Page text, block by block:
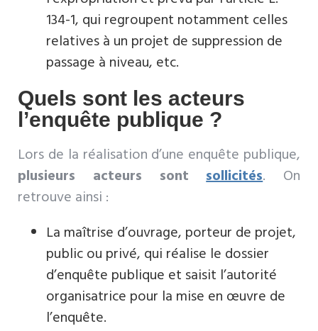
134-1, qui regroupent notamment celles
relatives à un projet de suppression de
passage à niveau, etc.
Quels sont les acteurs
l’enquête publique ?
Lors de la réalisation d’une enquête publique,
plusieurs acteurs sontsollicités. On
retrouve ainsi :
La maîtrise d’ouvrage, porteur de projet,
public ou privé, qui réalise le dossier
d’enquête publique et saisit l’autorité
organisatrice pour la mise en œuvre de
l’enquête.